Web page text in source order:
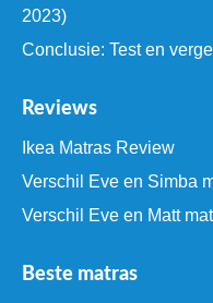
2023)
Conclusie: Test en
Reviews
Ikea Matras Review
Verschil Eve en Simba
Verschil Eve en Matt
Beste matras